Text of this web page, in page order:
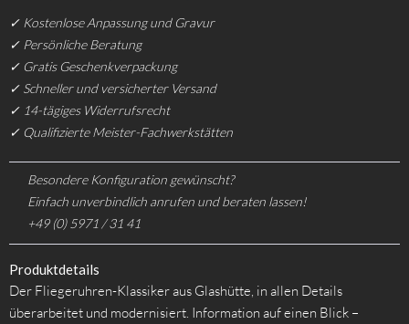
✓ Kostenlose Anpassung und Gravur
✓ Persönliche Beratung
✓ Gratis Geschenkverpackung
✓ Schneller und versicherter Versand
✓ 14-tägiges Widerrufsrecht
✓ Qualifizierte Meister-Fachwerkstätten
Besondere Konfiguration gewünscht?
Einfach unverbindlich anrufen und beraten lassen!
+49 (0) 5971 / 31 41
Produktdetails
Der Fliegeruhren-Klassiker aus Glashütte, in allen Details
überarbeitet und modernisiert. Information auf einen Blick –